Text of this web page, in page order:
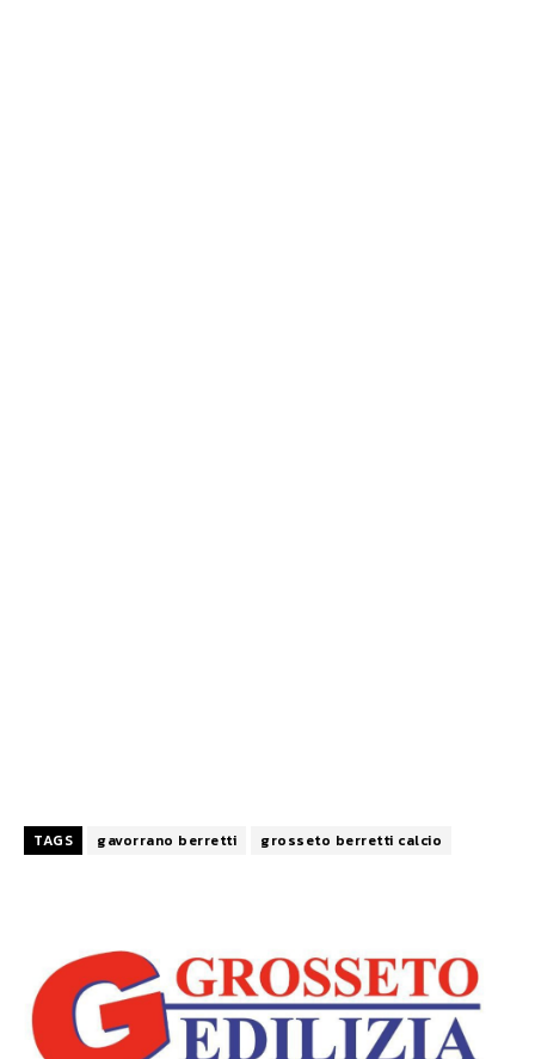
TAGS gavorrano berretti grosseto berretti calcio